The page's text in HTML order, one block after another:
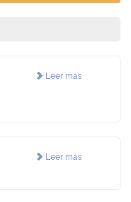
Leer más
Leer más